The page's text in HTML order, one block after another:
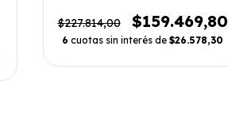
$227.814,00 $159.469,80
6 cuotas sin interés de $26.578,30